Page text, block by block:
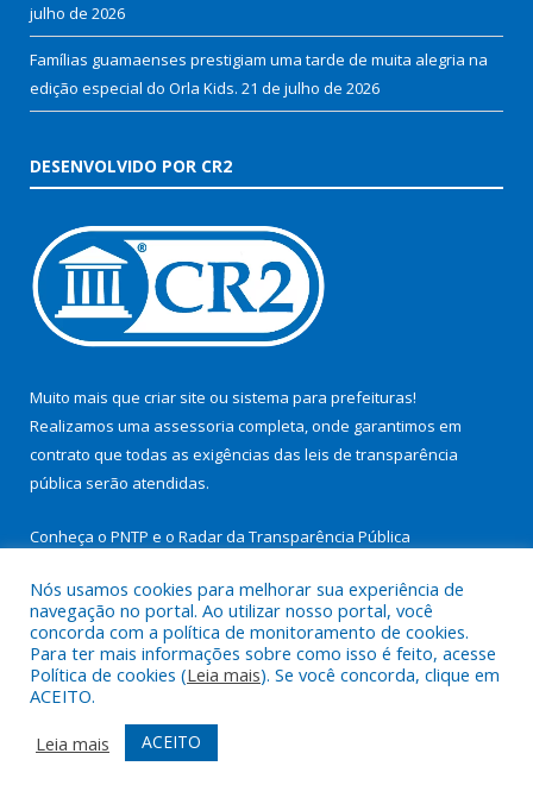
julho de 2026
Famílias guamaenses prestigiam uma tarde de muita alegria na
edição especial do Orla Kids. 21 de julho de 2026
DESENVOLVIDO POR CR2
Muito mais que criar site ou sistema para prefeituras!
Realizamos uma assessoria completa, onde garantimos em
contrato que todas as exigências das leis de transparência
pública serão atendidas.
Conheça o PNTP e o Radar da Transparência Pública
Todos os direitos reservados a Prefeitura Municipal de São
Miguel do Guamá.
Mapa do Site
Acessar Área Administrativa
Acessar Webmail
Nós usamos cookies para melhorar sua experiência de
navegação no portal. Ao utilizar nosso portal, você
concorda com a política de monitoramento de cookies.
Para ter mais informações sobre como isso é feito, acesse
Política de cookies (Leia mais). Se você concorda, clique em
ACEITO.
Leia mais
ACEITO